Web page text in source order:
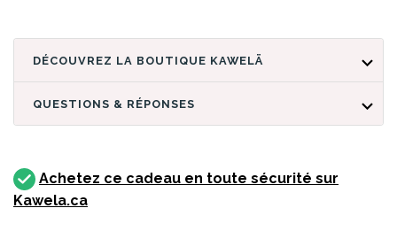
DÉCOUVREZ LA BOUTIQUE KAWELÄ
QUESTIONS & RÉPONSES
Achetez ce cadeau en toute sécurité sur
Kawela.ca